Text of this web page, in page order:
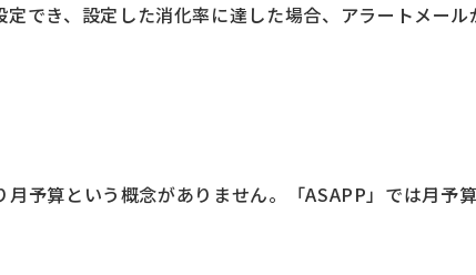
でき、設定した消化率に達した場合、アラートメール
予算という概念がありません。「ASAPP」では月予